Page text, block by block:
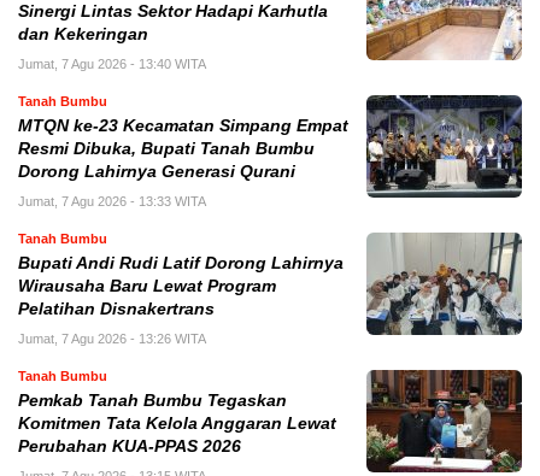
Sinergi Lintas Sektor Hadapi Karhutla
dan Kekeringan
Jumat, 7 Agu 2026 - 13:40 WITA
Tanah Bumbu
MTQN ke-23 Kecamatan Simpang Empat
Resmi Dibuka, Bupati Tanah Bumbu
Dorong Lahirnya Generasi Qurani
Jumat, 7 Agu 2026 - 13:33 WITA
Tanah Bumbu
Bupati Andi Rudi Latif Dorong Lahirnya
Wirausaha Baru Lewat Program
Pelatihan Disnakertrans
Jumat, 7 Agu 2026 - 13:26 WITA
Tanah Bumbu
Pemkab Tanah Bumbu Tegaskan
Komitmen Tata Kelola Anggaran Lewat
Perubahan KUA-PPAS 2026